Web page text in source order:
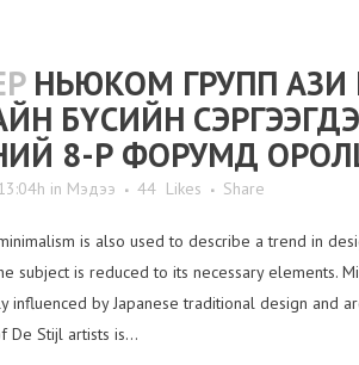
НЬЮКОМ ГРУПП
БҮСИЙН
8-Р ФОРУМД
in Мэдээ 44 Likes Share
is also used to describe a trend in
subject is reduced to its necessary elements.
influenced by Japanese traditional design and
De Stijl artists is...